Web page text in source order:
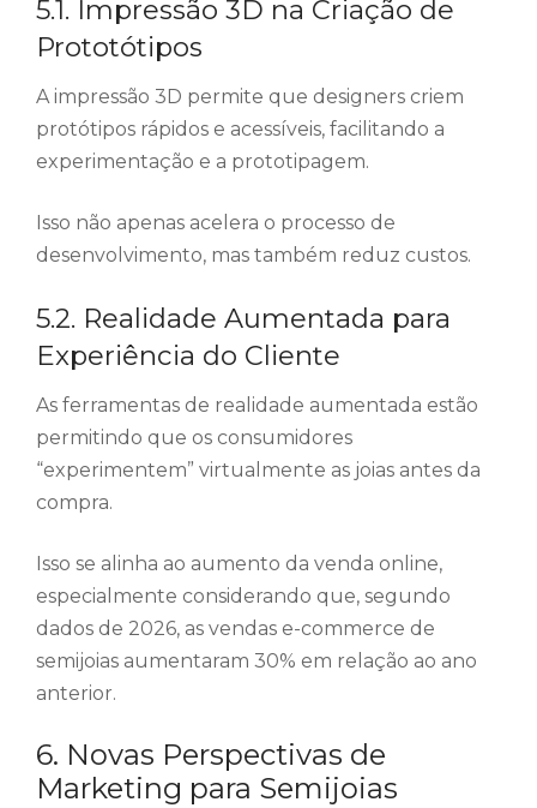
5.1. Impressão 3D na Criação de
Prototótipos
A impressão 3D permite que designers criem
protótipos rápidos e acessíveis, facilitando a
experimentação e a prototipagem.
Isso não apenas acelera o processo de
desenvolvimento, mas também reduz custos.
5.2. Realidade Aumentada para
Experiência do Cliente
As ferramentas de realidade aumentada estão
permitindo que os consumidores
“experimentem” virtualmente as joias antes da
compra.
Isso se alinha ao aumento da venda online,
especialmente considerando que, segundo
dados de 2026, as vendas e-commerce de
semijoias aumentaram 30% em relação ao ano
anterior.
6. Novas Perspectivas de
Marketing para Semijoias